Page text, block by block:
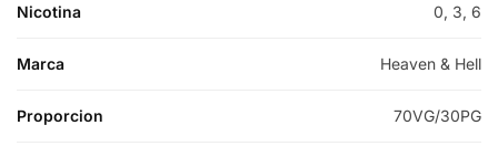
Nicotina 0, 3, 6
Marca Heaven & Hell
Proporcion 70VG/30PG